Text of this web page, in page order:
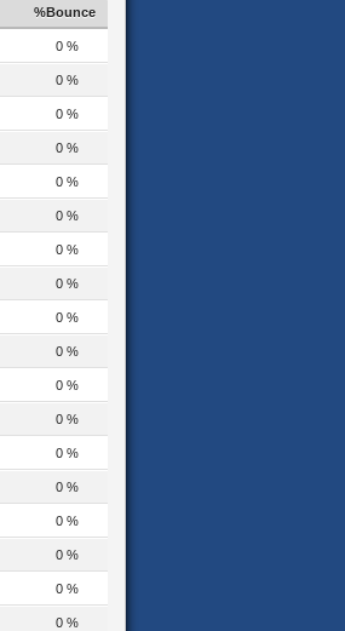
%Bounce
0 %
0 %
0 %
0 %
0 %
0 %
0 %
0 %
0 %
0 %
0 %
0 %
0 %
0 %
0 %
0 %
0 %
0 %